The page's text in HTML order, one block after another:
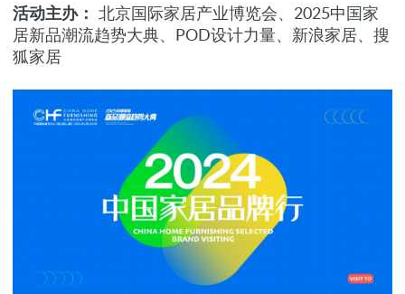
活动主办： 北京国际家居产业博览会、2025中国家
居新品潮流趋势大典、POD设计力量、新浪家居、搜
狐家居